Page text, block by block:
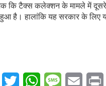
कि टैक्स कलेक्शन के मामले में दूसरे
है। हालांकि यह सरकार के लिए
FacebookTwitterWhatsAppMessageEmail